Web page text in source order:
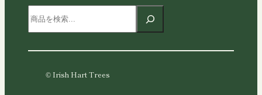
索
© Irish Hart Trees